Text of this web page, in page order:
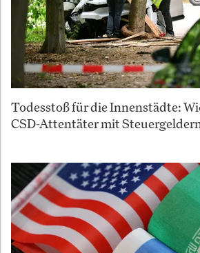
Todesstoß für die Innenstädte:
CSD-Attentäter mit